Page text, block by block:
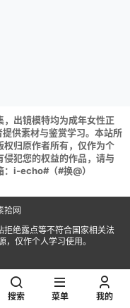
出镜模特均为成年女性正
供素材与鉴赏学习。本站所
归原作者所有，仅作为个
侵犯您的权益的作品，请与
：i-echo#（#换@）
拾网
绝露点等不符合国家相关法
仅作个人学习使用。
搜索 菜单 我的